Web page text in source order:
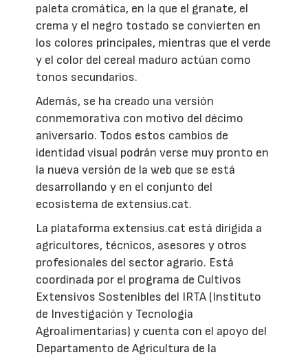
paleta cromática, en la que el granate, el
crema y el negro tostado se convierten en
los colores principales, mientras que el verde
y el color del cereal maduro actúan como
tonos secundarios.
Además, se ha creado una versión
conmemorativa con motivo del décimo
aniversario. Todos estos cambios de
identidad visual podrán verse muy pronto en
la nueva versión de la web que se está
desarrollando y en el conjunto del
ecosistema de extensius.cat.
La plataforma extensius.cat está dirigida a
agricultores, técnicos, asesores y otros
profesionales del sector agrario. Está
coordinada por el programa de Cultivos
Extensivos Sostenibles del IRTA (Instituto
de Investigación y Tecnología
Agroalimentarias) y cuenta con el apoyo del
Departamento de Agricultura de la